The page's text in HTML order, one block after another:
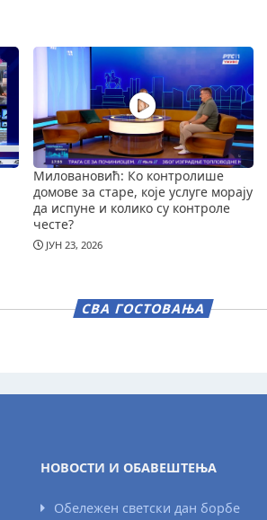
Миловановић: Ко контролише
домове за старе, које услуге морају
да испуне и колико су контроле
честе?
ЈУН 23, 2026
СВА ГОСТОВАЊА
НОВОСТИ И ОБАВЕШТЕЊА
Обележен светски дан борбе